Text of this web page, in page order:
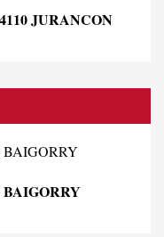
JURANCON